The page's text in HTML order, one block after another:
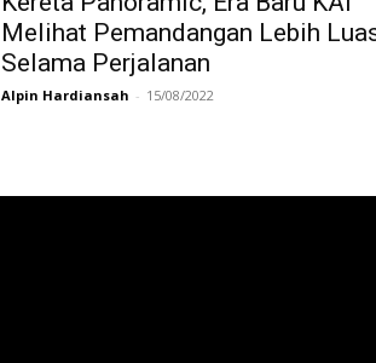
Melihat Pemandangan Lebih
Selama Perjalanan
Alpin Hardiansah - 15/08/2022